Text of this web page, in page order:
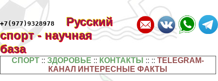
+7(977)9328978
Русский
спорт - научная
база
СПОРТ ::ЗДОРОВЬЕ :: КОНТАКТЫ :: ::TELEGRAM-
КАНАЛ ИНТЕРЕСНЫЕ ФАКТЫ